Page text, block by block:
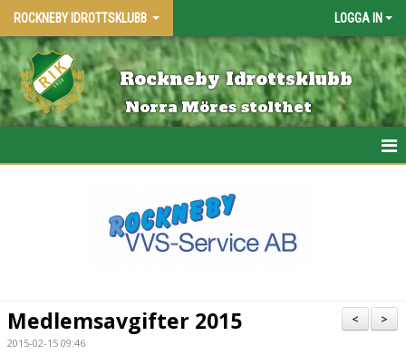
ROCKNEBY IDROTTSKLUBB LOGGA IN
Rockneby Idrottsklubb
Norra Möres stolthet
BLI MEDLEM
>
<
Medlemsavgifter 2015
2015-02-15 09:46